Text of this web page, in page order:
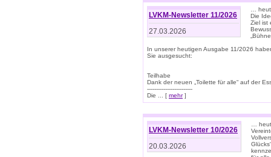
LVKM-Newsletter 11/2026
27.03.2026
…
Die
Ziel ist
In unserer heutigen Ausgabe 11/2026
Sie ausgesucht:
Teilhabe
Dank der neuen „Toilette für alle“ auf der
-------------------------
Die ... [ mehr]
LVKM-Newsletter 10/2026
20.03.2026
…